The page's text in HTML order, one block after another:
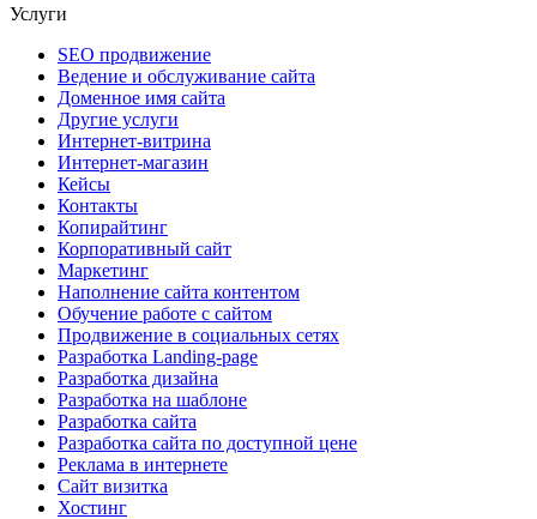
Услуги
SEO продвижение
Ведение и обслуживание сайта
Доменное имя сайта
Другие услуги
Интернет-витрина
Интернет-магазин
Кейсы
Контакты
Копирайтинг
Корпоративный сайт
Маркетинг
Наполнение сайта контентом
Обучение работе с сайтом
Продвижение в социальных сетях
Разработка Landing-page
Разработка дизайна
Разработка на шаблоне
Разработка сайта
Разработка сайта по доступной цене
Реклама в интернете
Сайт визитка
Хостинг